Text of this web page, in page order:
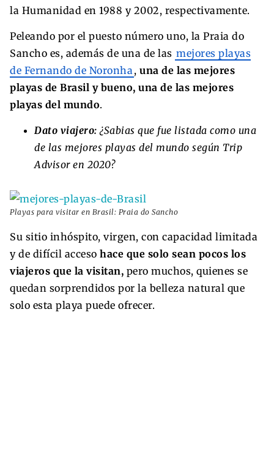
la Humanidad en 1988 y 2002, respectivamente.
Peleando por el puesto número uno, la Praia do
Sancho es, además de una de las mejores playas
de Fernando de Noronha , una de las mejores
playas de Brasil y bueno, una de las mejores
playas del mundo.
Dato viajero: ¿Sabias que fue listada como una
de las mejores playas del mundo según Trip
Advisor en 2020?
Playas para visitar en Brasil: Praia do Sancho
Su sitio inhóspito, virgen, con capacidad limitada
y de difícil acceso hace que solo sean pocos los
viajeros que la visitan, pero muchos, quienes se
quedan sorprendidos por la belleza natural que
solo esta playa puede ofrecer.